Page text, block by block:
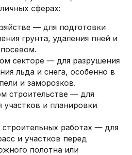
сферах:
— для подготовки
грунта, удаления пней и
секторе — для разрушения
льда и снега, особенно в
и заморозков.
строительстве — для
и планировки
работах — для
и участков перед
полотна или